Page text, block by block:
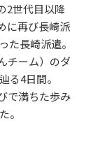
2世代目以降
に再び長崎派
た長崎派遣。
チーム）のダ
る4日間。
で満ちた歩み
。